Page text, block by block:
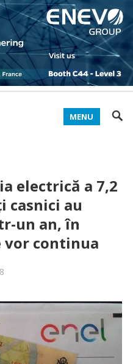
MENU
electrică a 7,2
casnici au
un an, în
vor continua